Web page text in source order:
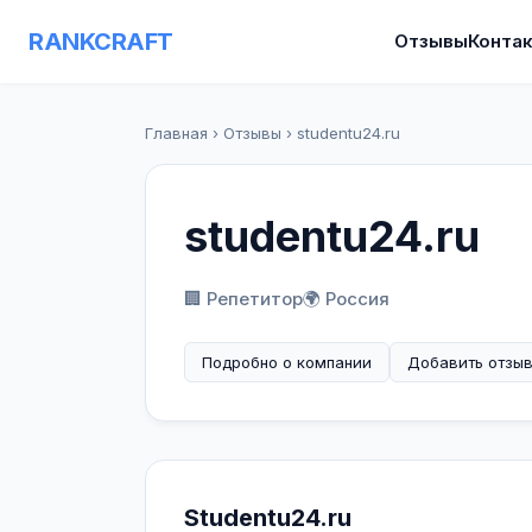
RANKCRAFT Отзывы
Главная › Отзывы › studentu24.ru
studentu24.ru
🏢 Репетитор🌍 Россия
Подробно о компании Добавить отзыв
Studentu24.ru